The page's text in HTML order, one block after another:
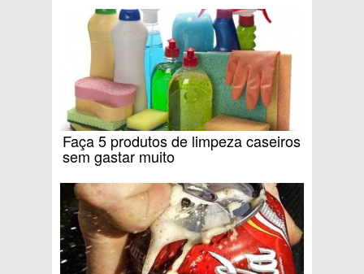
Faça 5 produtos de limpeza caseiros
sem gastar muito